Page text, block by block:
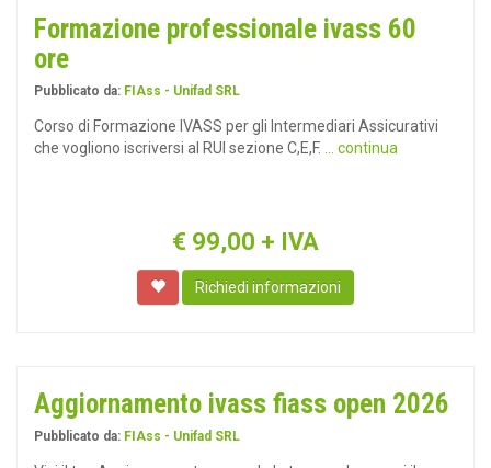
Formazione professionale ivass 60
ore
Pubblicato da: FIAss - Unifad SRL
Corso di Formazione IVASS per gli Intermediari Assicurativi
che vogliono iscriversi al RUI sezione C,E,F.
... continua
€ 99,00 + IVA
Richiedi informazioni
Aggiornamento ivass fiass open 2026
Pubblicato da: FIAss - Unifad SRL